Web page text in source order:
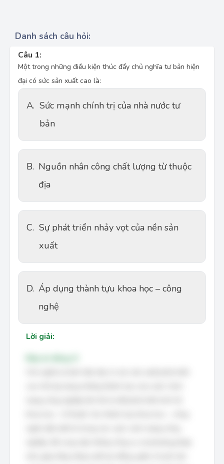
Danh sách câu hỏi:
Câu 1:
Một trong những điều kiện thúc đẩy chủ nghĩa tư bản hiện
đại có sức sản xuất cao là:
A. Sức mạnh chính trị của nhà nước tư
bản
B. Nguồn nhân công chất lượng từ thuộc
địa
C. Sự phát triển nhảy vọt của nền sản
xuất
D. Áp dụng thành tựu khoa học – công
nghệ
Lời giải: